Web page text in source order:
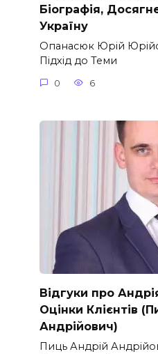
Біографія,
Україну
Опанасюк Юрій
Підхід до Теми
0 6
Відгуки про
Оцінки Клієнтів
Андрійович)
Пиць Андрій